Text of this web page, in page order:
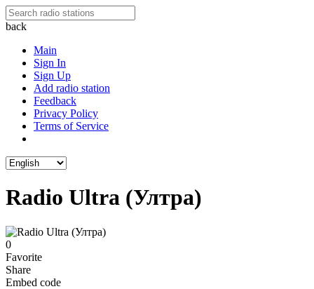
back
Main
Sign In
Sign Up
Add radio station
Feedback
Privacy Policy
Terms of Service
Radio Ultra (Ултра)
0
Favorite
Share
Embed code